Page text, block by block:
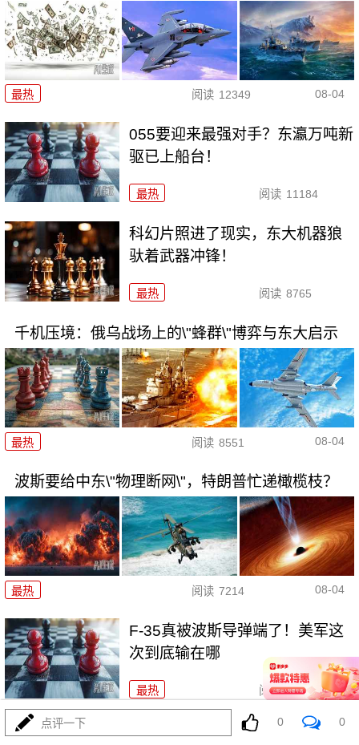
最热 阅读 12349 08-04
055要迎来最强对手？东瀛万吨新
驱已上船台！
最热 阅读 11184
科幻片照进了现实，东大机器狼
驮着武器冲锋！
最热 阅读 8765
千机压境：俄乌战场上的\"蜂群\"博弈与东大启示
最热 阅读 8551 08-04
波斯要给中东\"物理断网\"，特朗普忙递橄榄枝？
最热 阅读 7214 08-04
F-35真被波斯导弹端了！美军这
次到底输在哪
最热 阅读 7035
算了不打了？特朗普这脚刹车，把全世界都晃吐了
点评一下 0 0